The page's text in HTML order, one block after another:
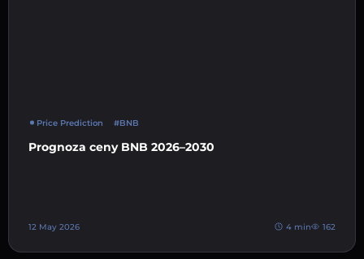
Price Prediction #BNB
Prognoza ceny BNB 2026–2030
12 May 2026 4 min 162